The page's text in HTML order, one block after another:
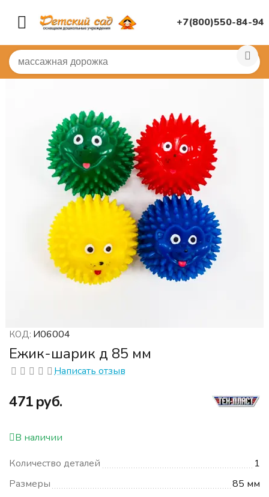
+7(800)550-84-94
Главная / СПОРТИВНЫЙ ЗАЛ Для массажа, дорожки
КОД: И06004
Ежик-шарик д 85 мм
Написать отзыв
‍471‍руб.
В наличии
Количество деталей
1
Размеры
85 мм